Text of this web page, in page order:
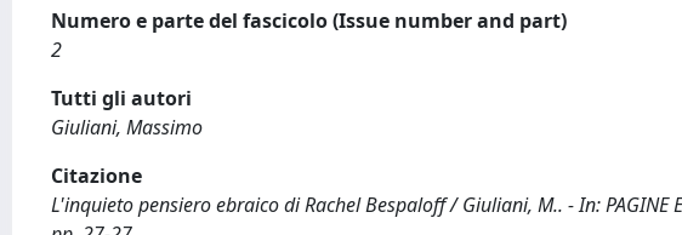
Numero e parte del fascicolo (Issue number and part)
2
Tutti gli autori
Giuliani, Massimo
Citazione
L'inquieto pensiero ebraico di Rachel Bespaloff / Giuliani, M.. - In: PAGINE